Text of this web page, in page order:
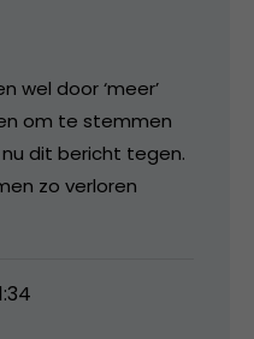
wel door ‘meer’
om te stemmen
nu dit bericht tegen.
zo verloren